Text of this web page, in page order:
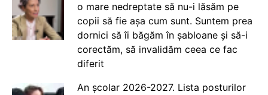
o mare nedreptate să nu-i lăsăm pe
copii să fie așa cum sunt. Suntem prea
dornici să îi băgăm în șabloane și să-i
corectăm, să invalidăm ceea ce fac
diferit
An școlar 2026-2027. Lista posturilor